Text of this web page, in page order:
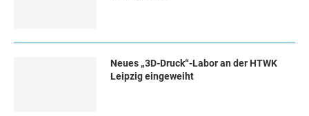
Neues „3D-Druck“-Labor an der HTWK
Leipzig eingeweiht